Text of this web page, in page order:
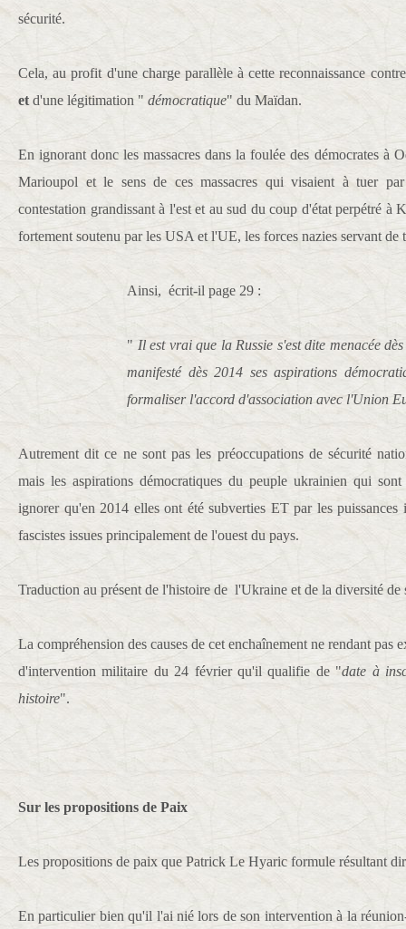
sécurité.
Cela, au profit d'une charge parallèle à cette reconnaissance
et d'une légitimation " démocratique" du Maïdan.
En ignorant donc les massacres dans la foulée des démocrates à
Marioupol et le sens de ces massacres qui visaient à tuer
contestation grandissant à l'est et au sud du coup d'état perpétré à
fortement soutenu par les USA et l'UE, les forces nazies servant de
Ainsi, écrit-il page 29 :
" Il est vrai que la Russie s'est dite menacée
manifesté dès 2014 ses aspirations
formaliser l'accord d'association avec l'Union
Autrement dit ce ne sont pas les préoccupations de sécurité
mais les aspirations démocratiques du peuple ukrainien qui
ignorer qu'en 2014 elles ont été subverties ET par les
fascistes issues principalement de l'ouest du pays.
Traduction au présent de l'histoire de l'Ukraine et de la diversité de
La compréhension des causes de cet enchaînement ne rendant pas
d'intervention militaire du 24 février qu'il qualifie de "date à
histoire".
Sur les propositions de Paix
Les propositions de paix que Patrick Le Hyaric formule résultant
En particulier bien qu'il l'ai nié lors de son intervention à la